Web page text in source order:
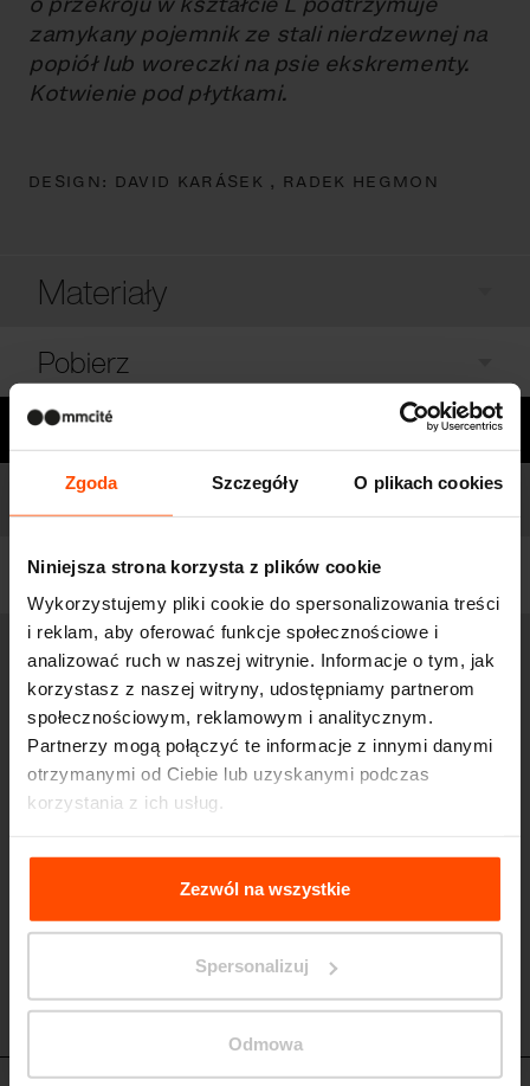
Zgoda Szczegóły O plikach cookies
Niniejsza strona korzysta z plików cookie
Wykorzystujemy pliki cookie do spersonalizowania treści
i reklam, aby oferować funkcje społecznościowe i
analizować ruch w naszej witrynie. Informacje o tym, jak
korzystasz z naszej witryny, udostępniamy partnerom
społecznościowym, reklamowym i analitycznym.
Partnerzy mogą połączyć te informacje z innymi danymi
otrzymanymi od Ciebie lub uzyskanymi podczas
korzystania z ich usług.
Więcej informacji można znaleźć na stroniePrinciples
Relating to the Processing Personal Data
Zezwól na wszystkie
Spersonalizuj
Odmowa
zamykany pojemnik ze stali nierdzewnej na
popiół lub woreczki na psie ekskrementy.
Kotwienie pod płytkami.
DESIGN: DAVID KARÁSEK , RADEK HEGMON
Materiały
Pobierz
Potrzebujesz pomocy?
Modele
Filtruj
VT510
Pojemnik na torebki na psie
ekskrementy na słupku
stalowy słupek, pojemnik na torebki ze stali nierdzewnej
VT510